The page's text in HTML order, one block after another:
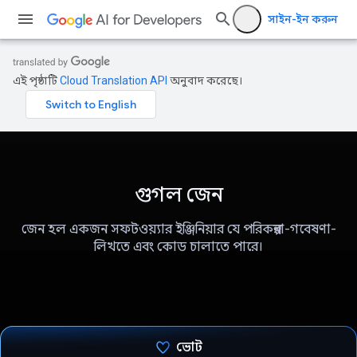
সাইন-ইন করুন
এই পৃষ্ঠাটিCloud Translation API অনুবাদ করেছে।
গুগল জেন
জেন হল একজন সফটওয়্যার ইঞ্জিনিয়ার যে পরিকল্পনা-গবেষণা-
লিখতে এবং কোড চালাতে পারে।
ভোট